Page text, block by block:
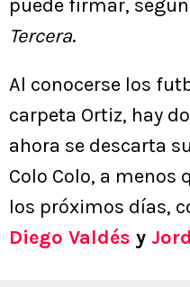
puede firmar,
Tercera.
Al conocerse los
carpeta Ortiz, hay
ahora se descarta
Colo Colo, a menos
los próximos días,
Diego Valdés y